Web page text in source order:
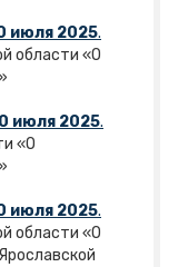
июля 2025.
области «О
июля 2025.
«О
июля 2025.
области «О